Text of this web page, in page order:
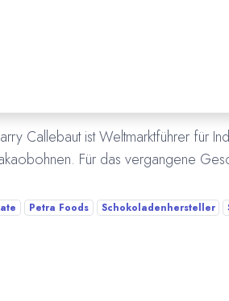
Callebaut ist Weltmarktführer für
Für das vergangene
Petra Foods Schokoladenhersteller